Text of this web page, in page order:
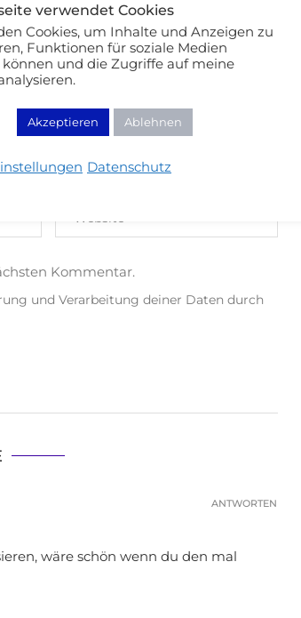
Kommentar.
und Verarbeitung deiner Daten durch
wäre schön wenn du den mal
ANTWORTEN
verwendet Cookies
Cookies, um Inhalte und Anzeigen zu
Funktionen für soziale Medien
und die Zugriffe auf meine
Akzeptieren Ablehnen
Datenschutz